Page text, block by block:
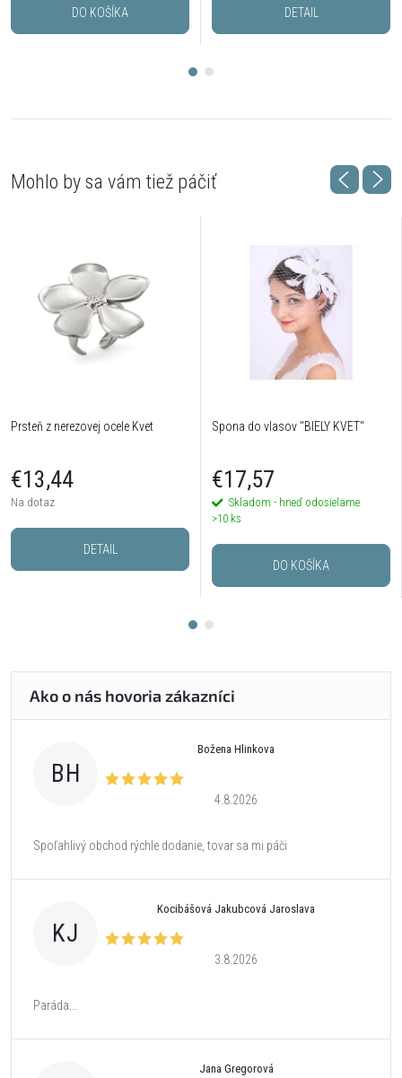
DO KOŠÍKA DETAIL
Prsteň z nerezovej ocele Kvet
€13,44
Na dotaz
DETAIL
Spona do vlasov "BIELY KVET"
€17,57
Skladom - hneď odosielame
>10 ks
DO KOŠÍKA
BH
Božena Hlinkova
4.8.2026
Spoľahlivý obchod rýchle dodanie, tovar sa mi páči
KJ
Kocibášová Jakubcová Jaroslava
3.8.2026
Paráda...
Jana Gregorová